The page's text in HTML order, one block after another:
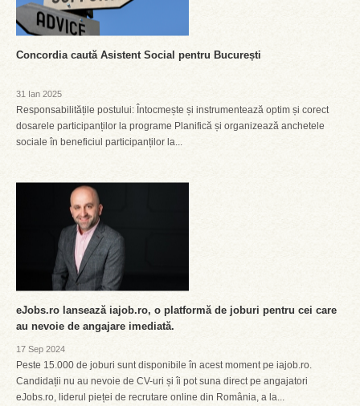
Concordia caută Asistent Social pentru București
31 Ian 2025
Responsabilitățile postului: Întocmește și instrumentează optim și corect
dosarele participanților la programe Planifică și organizează anchetele
sociale în beneficiul participanților la...
eJobs.ro lansează iajob.ro, o platformă de joburi pentru cei care
au nevoie de angajare imediată.
17 Sep 2024
Peste 15.000 de joburi sunt disponibile în acest moment pe iajob.ro.
Candidații nu au nevoie de CV-uri și îi pot suna direct pe angajatori
eJobs.ro, liderul pieței de recrutare online din România, a la...